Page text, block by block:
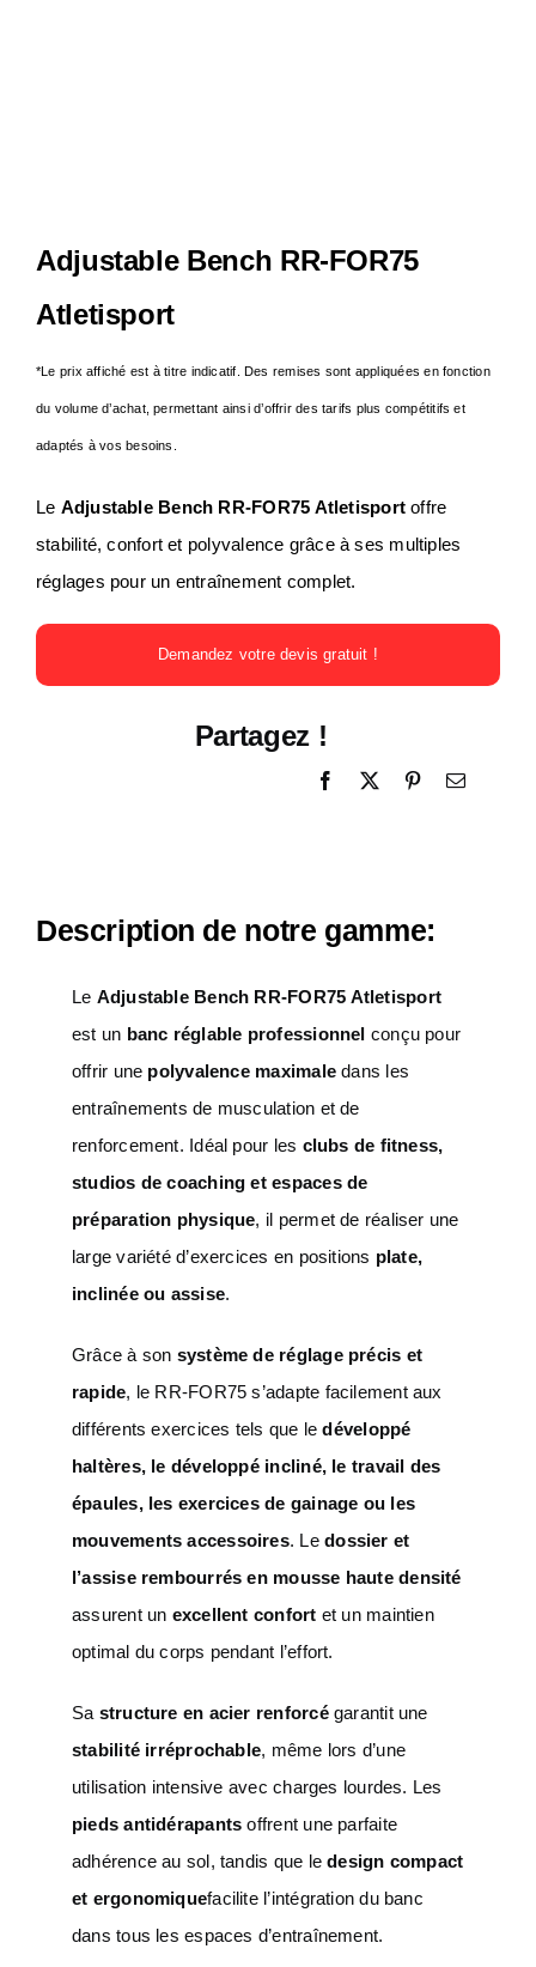
Adjustable Bench RR-FOR75
Atletisport
*Le prix affiché est à titre indicatif. Des remises sont appliquées en fonction
du volume d’achat, permettant ainsi d’offrir des tarifs plus compétitifs et
adaptés à vos besoins.
Le Adjustable Bench RR-FOR75 Atletisport offre
stabilité, confort et polyvalence grâce à ses multiples
réglages pour un entraînement complet.
Demandez votre devis gratuit !
Partagez !
Description de notre gamme:
Le Adjustable Bench RR-FOR75 Atletisport
est un banc réglable professionnel conçu pour
offrir une polyvalence maximaledans les
entraînements de musculation et de
renforcement. Idéal pour les clubs de fitness,
studios de coaching et espaces de
préparation physique, il permet de réaliser une
large variété d’exercices en positions plate,
inclinée ou assise.
Grâce à son système de réglage précis et
rapide, le RR-FOR75 s’adapte facilement aux
différents exercices tels que ledéveloppé
haltères, le développé incliné, le travail des
épaules, les exercices de gainage ou les
mouvements accessoires. Ledossier et
l’assise rembourrés en mousse haute densité
assurent un excellent confort et un maintien
optimal du corps pendant l’effort.
Sa structure en acier renforcégarantit une
stabilité irréprochable, même lors d’une
utilisation intensive avec charges lourdes. Les
pieds antidérapants offrent une parfaite
adhérence au sol, tandis que ledesign compact
et ergonomiquefacilite l’intégration du banc
dans tous les espaces d’entraînement.